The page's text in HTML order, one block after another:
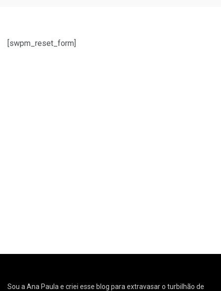
[swpm_reset_form]
Sou a Ana Paula e criei esse blog para extravasar o turbilhão de